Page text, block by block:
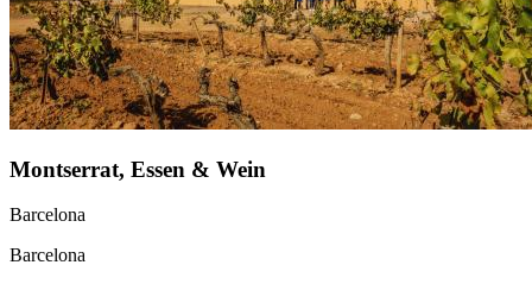
Montserrat, Essen & Wein
Barcelona
Barcelona